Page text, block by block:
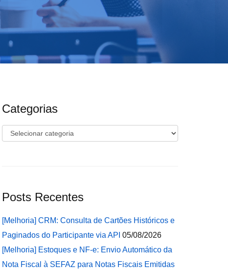
Categorias
Categorias
Posts Recentes
[Melhoria] CRM: Consulta de Cartões Históricos e
Paginados do Participante via API 05/08/2026
[Melhoria] Estoques e NF-e: Envio Automático da
Nota Fiscal à SEFAZ para Notas Fiscais Emitidas